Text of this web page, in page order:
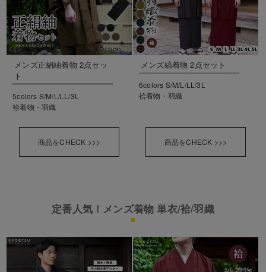
メンズ正絹紬着物 2点セッ
ト
5colors S/M/L/LL/3L
袷着物・羽織
商品をCHECK >>>
メンズ縞着物 2点セット
6colors S/M/L/LL/3L
袷着物・羽織
商品をCHECK >>>
定番人気！メンズ着物 単衣/袷/羽織